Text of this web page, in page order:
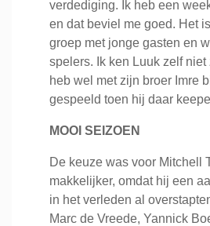
verdediging. Ik heb een
en dat beviel me goed. Het
groep met jonge gasten en
spelers. Ik ken Luuk zelf niet
heb wel met zijn broer Imre
gespeeld toen hij daar
MOOI SEIZOEN
De keuze was voor Mitchell
makkelijker, omdat hij een
in het verleden al
Marc de Vreede, Yannick